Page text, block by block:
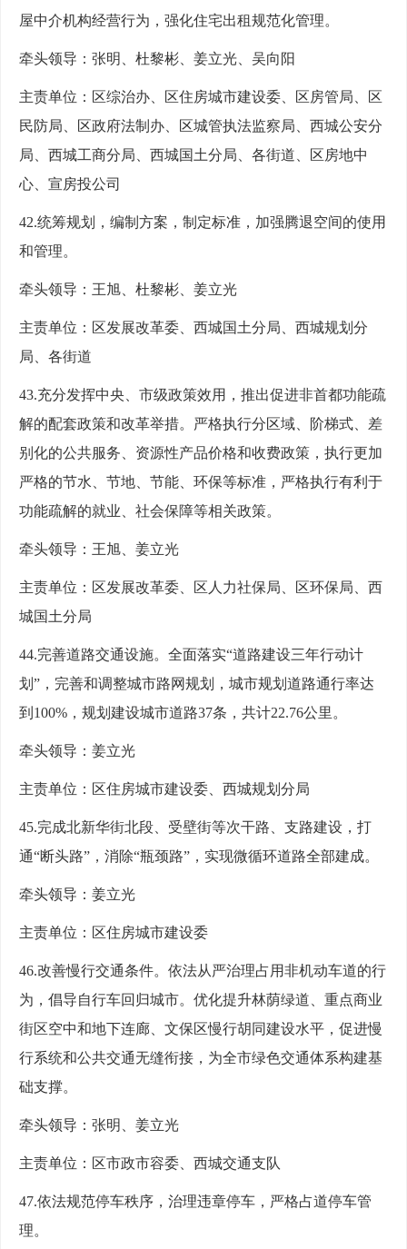
屋中介机构经营行为，强化住宅出租规范化管理。
牵头领导：张明、杜黎彬、姜立光、吴向阳
主责单位：区综治办、区住房城市建设委、区房管局、区
民防局、区政府法制办、区城管执法监察局、西城公安分
局、西城工商分局、西城国土分局、各街道、区房地中
心、宣房投公司
42.统筹规划，编制方案，制定标准，加强腾退空间的使用
和管理。
牵头领导：王旭、杜黎彬、姜立光
主责单位：区发展改革委、西城国土分局、西城规划分
局、各街道
43.充分发挥中央、市级政策效用，推出促进非首都功能疏
解的配套政策和改革举措。严格执行分区域、阶梯式、差
别化的公共服务、资源性产品价格和收费政策，执行更加
严格的节水、节地、节能、环保等标准，严格执行有利于
功能疏解的就业、社会保障等相关政策。
牵头领导：王旭、姜立光
主责单位：区发展改革委、区人力社保局、区环保局、西
城国土分局
44.完善道路交通设施。全面落实“道路建设三年行动计
划”，完善和调整城市路网规划，城市规划道路通行率达
到100%，规划建设城市道路37条，共计22.76公里。
牵头领导：姜立光
主责单位：区住房城市建设委、西城规划分局
45.完成北新华街北段、受壁街等次干路、支路建设，打
通“断头路”，消除“瓶颈路”，实现微循环道路全部建成。
牵头领导：姜立光
主责单位：区住房城市建设委
46.改善慢行交通条件。依法从严治理占用非机动车道的行
为，倡导自行车回归城市。优化提升林荫绿道、重点商业
街区空中和地下连廊、文保区慢行胡同建设水平，促进慢
行系统和公共交通无缝衔接，为全市绿色交通体系构建基
础支撑。
牵头领导：张明、姜立光
主责单位：区市政市容委、西城交通支队
47.依法规范停车秩序，治理违章停车，严格占道停车管
理。